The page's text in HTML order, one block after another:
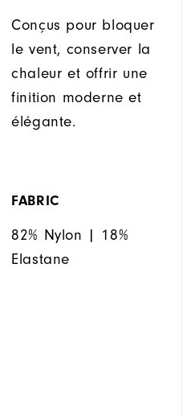
Conçus pour bloquer
le vent, conserver la
chaleur et offrir une
finition moderne et
élégante.
FABRIC
82% Nylon | 18%
Elastane